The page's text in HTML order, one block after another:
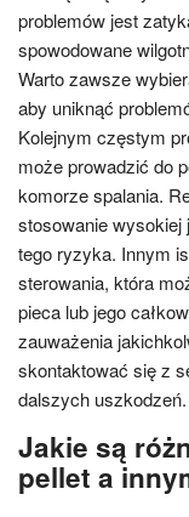
problemów jest
spowodowane
Warto zawsze
aby uniknąć
Kolejnym częstym
może prowadzić do
komorze spalania.
stosowanie wysokiej
tego ryzyka. Innym
sterowania, która
pieca lub jego
zauważenia
skontaktować się z
dalszych uszkodzeń.
Jakie są
pellet a